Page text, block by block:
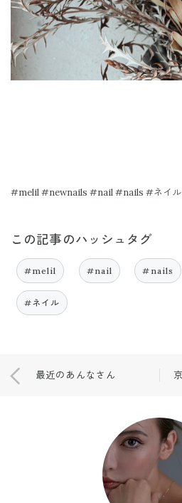
#melil #newnails #nail #nails #ネイル
この記事のハッシュタグ
#melil #nail #nails
#ネイル
最近のあんなさん